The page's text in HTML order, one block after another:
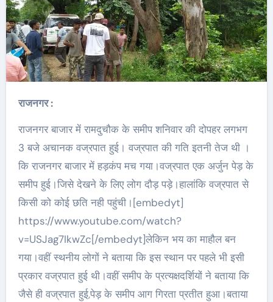
राजनगर :
राजनगर बाजार में रामदुचौक के समीप शनिवार की दोपहर लगभग
3 बजे अचानक वज्रपात हुई। वज्रपात की गति इतनी तेज थी ।
कि राजनगर बाजार में हड़कंप मच गया।वज्रपात एक अर्जुन पेड़ के
समीप हुई।जिसे देखने के लिए लोग दौड़ पड़े।हालांकि वज्रपात से
किसी को कोई छति नही पहुंची।[embedyt]
https://www.youtube.com/watch?
v=USJag7IkwZc[/embedyt]लेकिन भय का माहौल बन
गया।वहीं स्थनीय लोगों ने बताया कि इस स्थान पर पहले भी इसी
प्रकार वज्रपात हुई थी।वहीं समीप के प्रत्यक्षदर्शियों ने बताया कि
जैसे ही वज्रपात हुई,पेड़ के समीप आग गिरता प्रतीत हुआ।बताया